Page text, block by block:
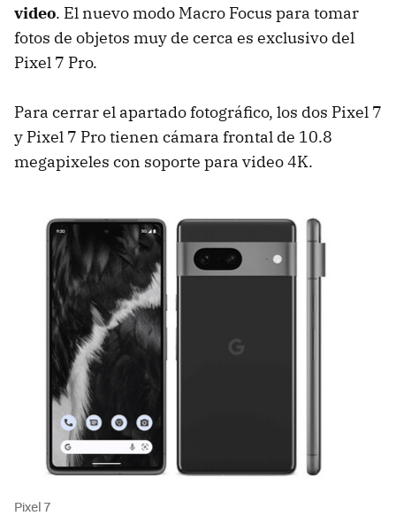
video. El nuevo modo Macro Focus para tomar
fotos de objetos muy de cerca es exclusivo del
Pixel 7 Pro.
Para cerrar el apartado fotográfico, los dos Pixel 7
y Pixel 7 Pro tienen cámara frontal de 10.8
megapixeles con soporte para video 4K.
Pixel 7